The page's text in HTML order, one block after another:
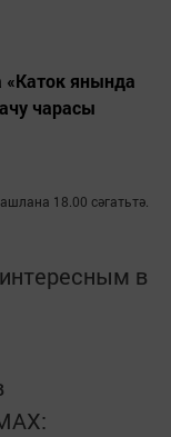
янында
чарасы
18.00 сәгатьтә.
в